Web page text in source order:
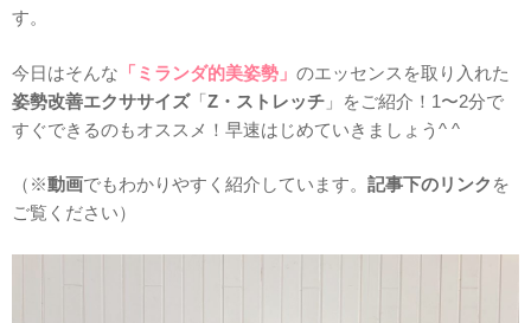
す。
今日はそんな 「ミランダ的美姿勢」 のエッセンスを取り入れた
姿勢改善エクササイズ「Z・ストレッチ 」をご紹介！1〜2分で
すぐできるのもオススメ！早速はじめていきましょう^ ^
（※動画でもわかりやすく紹介しています。 記事下のリンク を
ご覧ください）